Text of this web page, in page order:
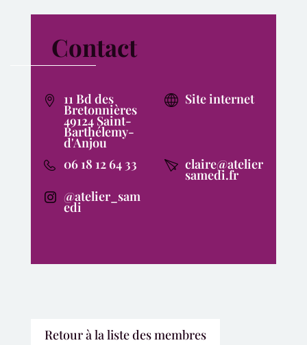
Contact
11 Bd des
Bretonnières
49124 Saint-
Barthélemy-
d'Anjou
Site internet
06 18 12 64 33 claire@atelier
samedi.fr
@atelier_sam
edi
Retour à la liste des membres